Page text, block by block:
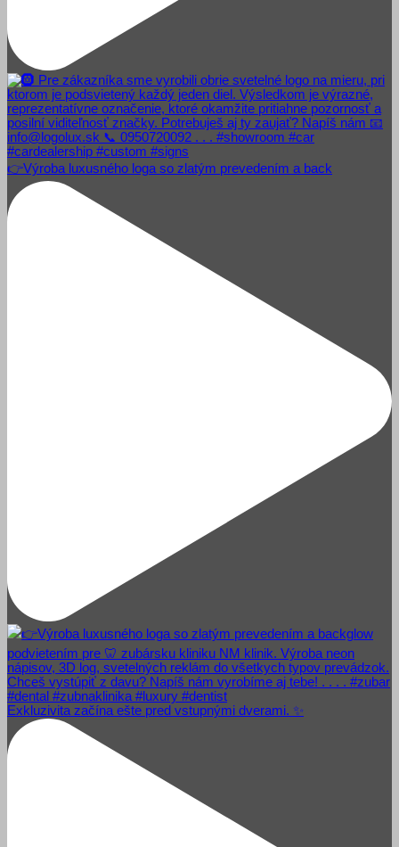
👉Výroba luxusného loga so zlatým prevedením a back
Exkluzivita začína ešte pred vstupnými dverami. ✨